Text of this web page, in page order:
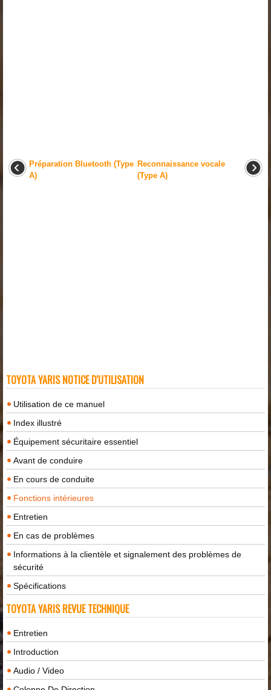
Préparation Bluetooth (Type
A)
Reconnaissance vocale
(Type A)
TOYOTA YARIS NOTICE D'UTILISATION
Utilisation de ce manuel
Index illustré
Équipement sécuritaire essentiel
Avant de conduire
En cours de conduite
Fonctions intérieures
Entretien
En cas de problèmes
Informations à la clientèle et signalement des problèmes de
sécurité
Spécifications
TOYOTA YARIS REVUE TECHNIQUE
Entretien
Introduction
Audio / Video